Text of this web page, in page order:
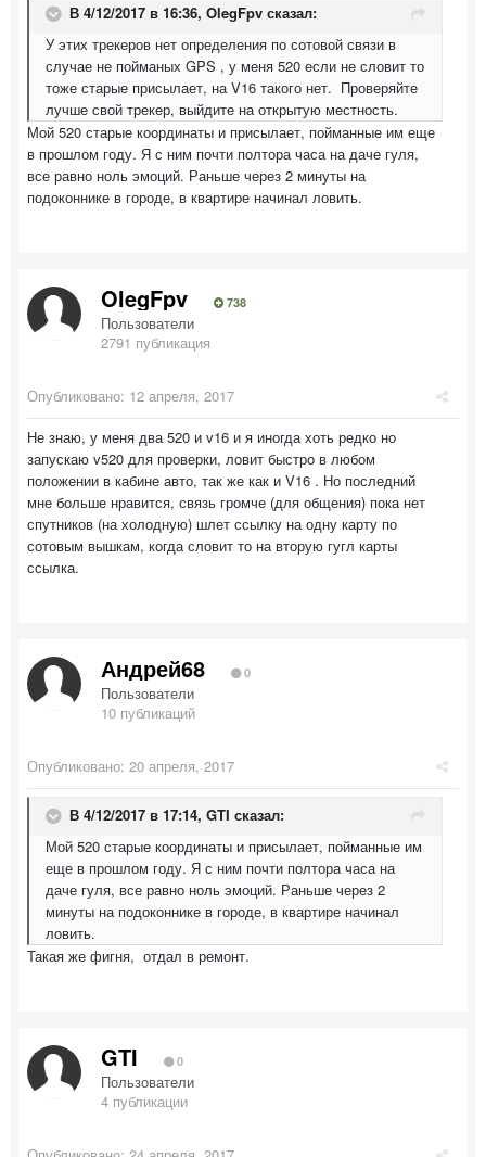
В 4/12/2017 в 16:36, OlegFpv сказал:
У этих трекеров нет определения по сотовой связи в
случае не пойманых GPS , у меня 520 если не словит то
тоже старые присылает, на V16 такого нет. Проверяйте
лучше свой трекер, выйдите на открытую местность.
Мой 520 старые координаты и присылает, пойманные им еще
в прошлом году. Я с ним почти полтора часа на даче гуля,
все равно ноль эмоций. Раньше через 2 минуты на
подоконнике в городе, в квартире начинал ловить.
OlegFpv 738
Пользователи
2791 публикация
Опубликовано: 12 апреля, 2017
Не знаю, у меня два 520 и v16 и я иногда хоть редко но
запускаю v520 для проверки, ловит быстро в любом
положении в кабине авто, так же как и V16 . Но последний
мне больше нравится, связь громче (для общения) пока нет
спутников (на холодную) шлет ссылку на одну карту по
сотовым вышкам, когда словит то на вторую гугл карты
ссылка.
Андрей68 0
Пользователи
10 публикаций
Опубликовано: 20 апреля, 2017
В 4/12/2017 в 17:14, GTI сказал:
Мой 520 старые координаты и присылает, пойманные им
еще в прошлом году. Я с ним почти полтора часа на
даче гуля, все равно ноль эмоций. Раньше через 2
минуты на подоконнике в городе, в квартире начинал
ловить.
Такая же фигня, отдал в ремонт.
GTI 0
Пользователи
4 публикации